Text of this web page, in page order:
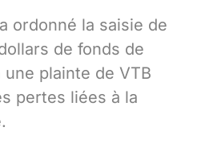
ordonné la saisie de
de fonds de
plainte de VTB
pertes liées à la